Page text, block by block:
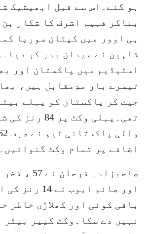
بناکر فہیم اشرف کا شکار
ہی اوور میں کپتان سوریا
شاہین نے میدان بدر کر
اسٹیڈیم میں پاکستان اور
تیسرے بار مدِمقابل ہیں،
جیت کر پاکستان کو پہلے
تھی۔پہلی وکٹ
اضافے پر تمام وکٹ گنوائیں۔
اور صائم ایوب
باقی کوئی اور کھلاڑی خاطر
نہیں دے سکا۔وکٹ کیپر بیٹر